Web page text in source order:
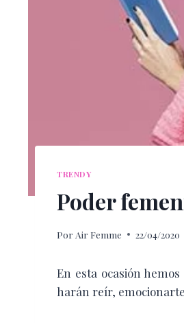
TRENDY
Poder
Por Air Femme 22/04/2020
En esta ocasión
harán reír,